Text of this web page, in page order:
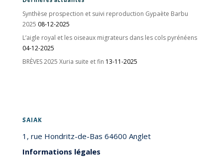
Synthèse prospection et suivi reproduction Gypaète Barbu
2025 08-12-2025
L’aigle royal et les oiseaux migrateurs dans les cols pyrénéens
04-12-2025
BRÈVES 2025 Xuria suite et fin 13-11-2025
SAIAK
1, rue Hondritz-de-Bas 64600 Anglet
Informations légales